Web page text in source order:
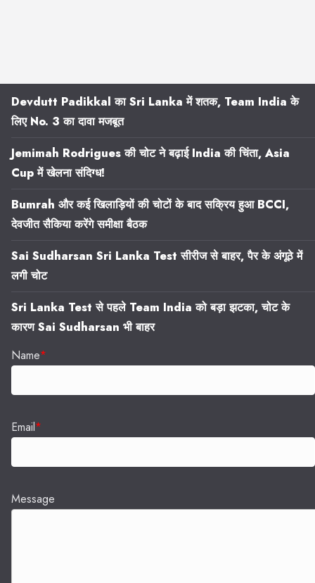
Devdutt Padikkal का Sri Lanka में शतक, Team India के
लिए No. 3 का दावा मजबूत
Jemimah Rodrigues की चोट ने बढ़ाई India की चिंता, Asia
Cup में खेलना संदिग्ध!
Bumrah और कई खिलाड़ियों की चोटों के बाद सक्रिय हुआ BCCI,
देवजीत सैकिया करेंगे समीक्षा बैठक
Sai Sudharsan Sri Lanka Test सीरीज से बाहर, पैर के अंगूठे में
लगी चोट
Sri Lanka Test से पहले Team India को बड़ा झटका, चोट के
कारण Sai Sudharsan भी बाहर
Name*
Email*
Message